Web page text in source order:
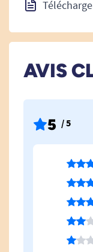
AVIS
5 / 5